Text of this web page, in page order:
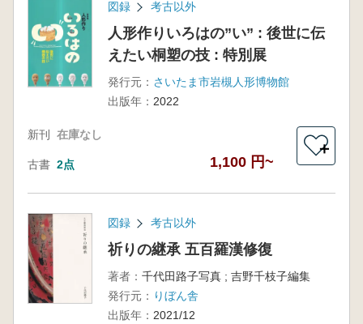
図録 考古以外
人形作りいろはの”い” : 後世に伝
えたい桐塑の技 : 特別展
発行元： さいたま市岩槻人形博物館
出版年： 2022
新刊 在庫なし
古書 2点 1,100 円~
＋
図録 考古以外
祈りの継承 五百羅漢修復
著者： 千代田路子写真 ; 吉野千枝子編集
発行元： りぼん舎
出版年： 2021/12